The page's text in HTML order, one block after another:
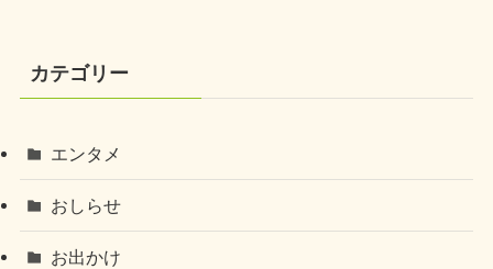
カテゴリー
エンタメ
おしらせ
お出かけ